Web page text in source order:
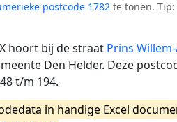
postcode 1782 te tonen.
hoort bij de straat Prins
Den Helder. Deze
t/m 194.
in handige Excel